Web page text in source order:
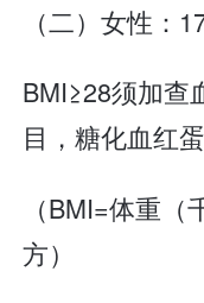
（二）女性：
BMI≥28须加查
目，糖化血红
（BMI=体重
方）